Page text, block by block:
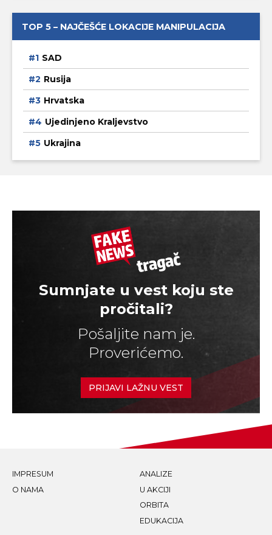
TOP 5 – NAJČEŠĆE LOKACIJE MANIPULACIJA
SAD
Rusija
Hrvatska
Ujedinjeno Kraljevstvo
Ukrajina
Sumnjate u vest koju ste
pročitali?
Pošaljite nam je.
Proverićemo.
PRIJAVI LAŽNU VEST
IMPRESUM
O NAMA
ANALIZE
U AKCIJI
ORBITA
EDUKACIJA